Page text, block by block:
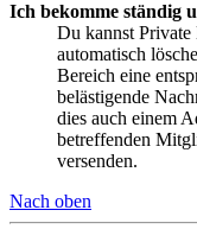
Ich bekomme ständig
Du kannst
automatisch
Bereich eine
belästigende
dies auch einem
betreffenden
versenden.
Nach oben